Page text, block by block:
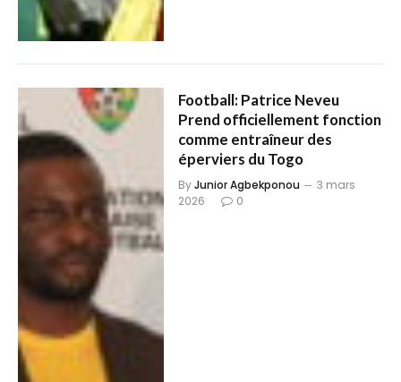
Football: Patrice Neveu
Prend officiellement fonction
comme entraîneur des
éperviers du Togo
ByJunior Agbekponou
3 mars
2026
0